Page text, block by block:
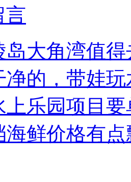
言
岛大角湾值
净的，带娃
上乐园项目
海鲜价格有